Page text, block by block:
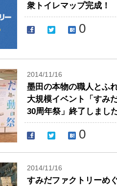
衆トイレマップ完成！
0
2014/11/16
墨田の本物の職人とふ
大規模イベント「すみ
30周年祭」終了しまし
0
2014/11/16
すみだファクトリーめ